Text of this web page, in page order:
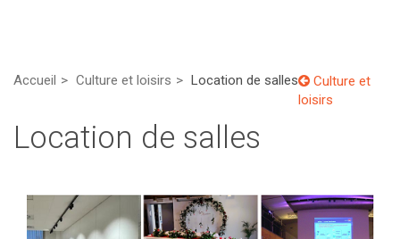
Accueil Culture et loisirs Location de salles
Culture et
loisirs
Location de salles